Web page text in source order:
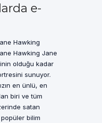
e-
Hawking
Hawking Jane
olduğu kadar
sunuyor.
en ünlü, en
biri ve tüm
satan
popüler bilim